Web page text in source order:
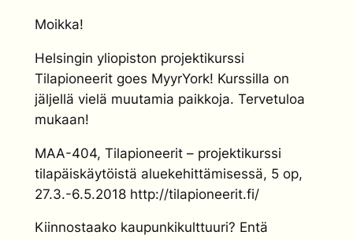
Moikka!
Helsingin yliopiston projektikurssi
Tilapioneerit goes MyyrYork! Kurssilla on
jäljellä vielä muutamia paikkoja. Tervetuloa
mukaan!
MAA-404, Tilapioneerit – projektikurssi
tilapäiskäytöistä aluekehittämisessä, 5 op,
27.3.-6.5.2018 http://tilapioneerit.fi/
Kiinnostaako kaupunkikulttuuri? Entä